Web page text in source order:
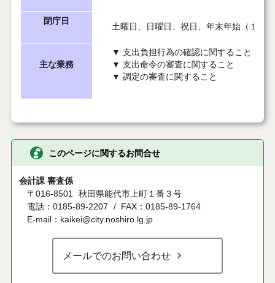
閉庁日
土曜日、日曜日、祝日、年末年始（１２
主な業務
▼ 支出負担行為の確認に関すること
▼ 支出命令の審査に関すること
▼ 調定の審査に関すること
このページに関するお問合せ
会計課 審査係
〒016-8501 秋田県能代市上町１番３号
電話：0185-89-2207
FAX：0185-89-1764
E-mail：kaikei@city.noshiro.lg.jp
メールでのお問い合わせ